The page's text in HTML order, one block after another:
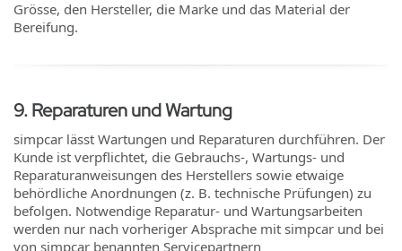
Grösse, den Hersteller, die Marke und das Material der
Bereifung.
9.Reparaturen und Wartung
simpcar lässt Wartungen und Reparaturen durchführen. Der
Kunde ist verpflichtet, die Gebrauchs-, Wartungs- und
Reparaturanweisungen des Herstellers sowie etwaige
behördliche Anordnungen (z. B. technische Prüfungen) zu
befolgen. Notwendige Reparatur- und Wartungsarbeiten
werden nur nach vorheriger Absprache mit simpcar und bei
von simpcar benannten Servicepartnern